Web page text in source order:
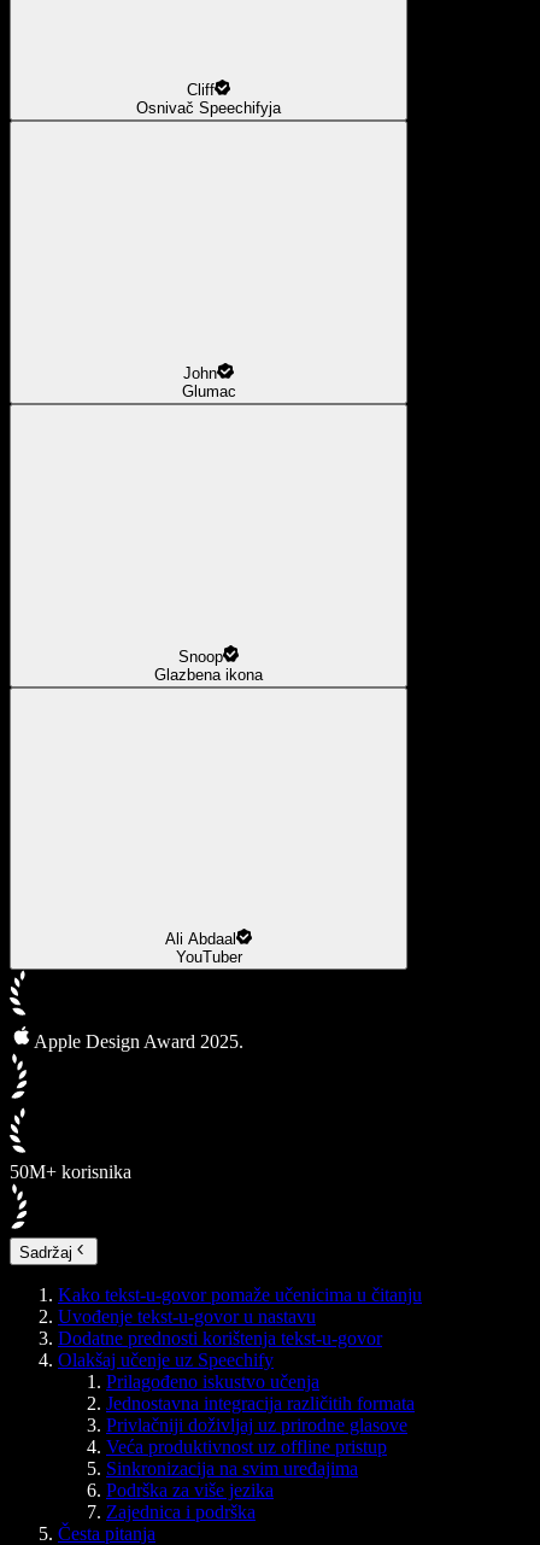
Cliff
Osnivač Speechifyja
John
Glumac
Snoop
Glazbena ikona
Ali Abdaal
YouTuber
Apple Design Award 2025.
50M+ korisnika
Sadržaj
Kako tekst-u-govor pomaže učenicima u čitanju
Uvođenje tekst-u-govor u nastavu
Dodatne prednosti korištenja tekst-u-govor
Olakšaj učenje uz Speechify
Prilagođeno iskustvo učenja
Jednostavna integracija različitih formata
Privlačniji doživljaj uz prirodne glasove
Veća produktivnost uz offline pristup
Sinkronizacija na svim uređajima
Podrška za više jezika
Zajednica i podrška
Česta pitanja